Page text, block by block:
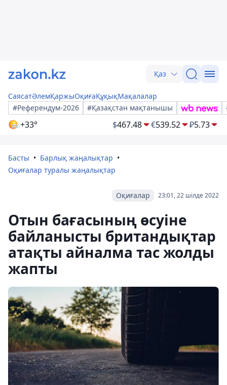
Қаз
СаясатӘлемҚаржыОқиғаҚұқықМақалалар
#Референдум-2026
#Қазақстан мақтанышы
+33° $467.48 €539.52 ₽5.73
Басты
Барлық жаңалықтар
Оқиғалар туралы жаңалықтар
23:01, 22 шілде 2022
Оқиғалар
Отын бағасының өсуіне
байланысты британдықтар
атақты айналма тас жолды
жапты